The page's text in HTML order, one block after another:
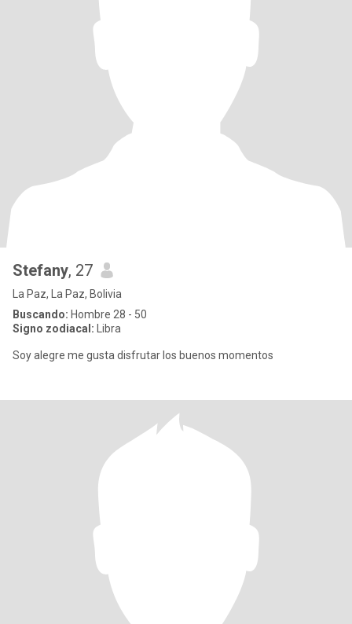
Stefany, 27
La Paz, La Paz, Bolivia
Buscando: Hombre 28 - 50
Signo zodiacal: Libra
Soy alegre me gusta disfrutar los buenos momentos